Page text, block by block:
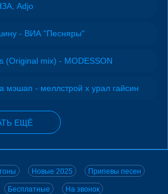
Adjo
- ВИА "Песняры"
(Original mix) - MODESSON
мэшап - меллстрой х урал гайсин
ЕЩЁ
Новые 2025 Припевы песен
Бесплатные На звонок